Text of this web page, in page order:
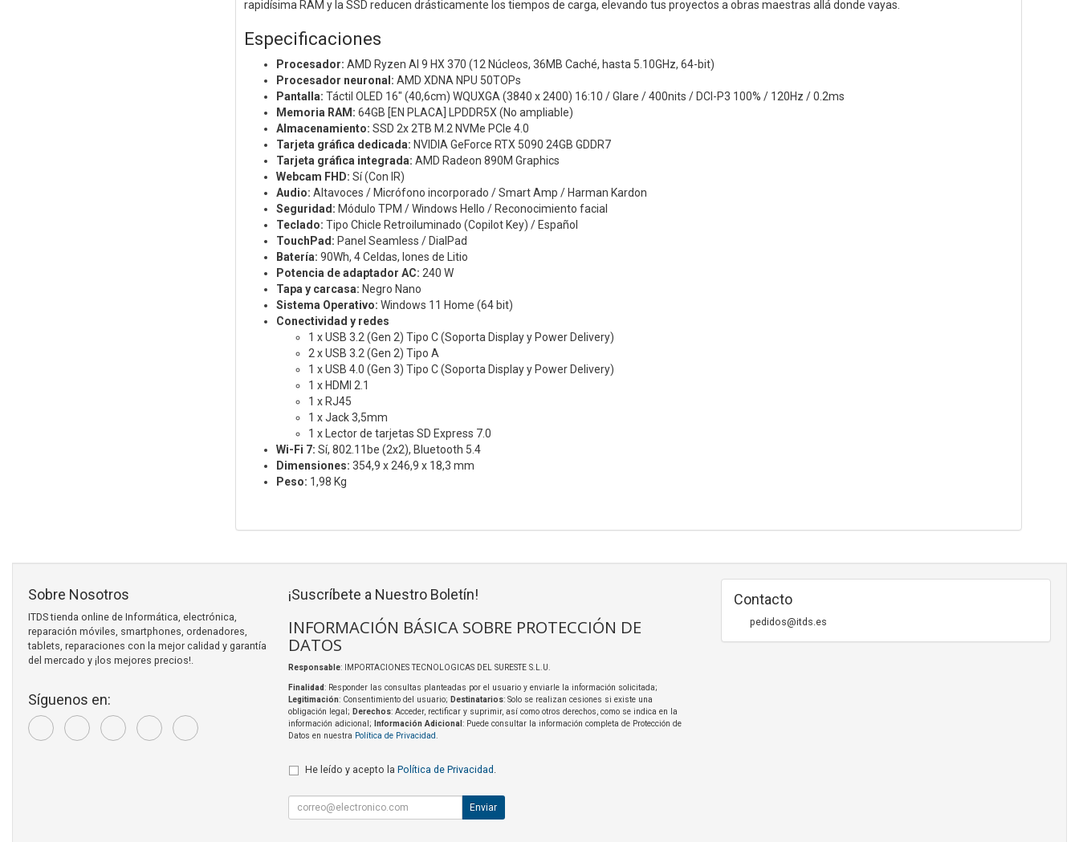
rapidísima RAM y la SSD reducen drásticamente los tiempos de carga, elevando tus proyectos a obras maestras allá donde vayas.
Especificaciones
Procesador: AMD Ryzen AI 9 HX 370 (12 Núcleos, 36MB Caché, hasta 5.10GHz, 64-bit)
Procesador neuronal: AMD XDNA NPU 50TOPs
Pantalla: Táctil OLED 16" (40,6cm) WQUXGA (3840 x 2400) 16:10 / Glare / 400nits / DCI-P3 100% / 120Hz / 0.2ms
Memoria RAM: 64GB [EN PLACA] LPDDR5X (No ampliable)
Almacenamiento: SSD 2x 2TB M.2 NVMe PCIe 4.0
Tarjeta gráfica dedicada: NVIDIA GeForce RTX 5090 24GB GDDR7
Tarjeta gráfica integrada: AMD Radeon 890M Graphics
Webcam FHD: Sí (Con IR)
Audio: Altavoces / Micrófono incorporado / Smart Amp / Harman Kardon
Seguridad: Módulo TPM / Windows Hello / Reconocimiento facial
Teclado: Tipo Chicle Retroiluminado (Copilot Key) / Español
TouchPad: Panel Seamless / DialPad
Batería: 90Wh, 4 Celdas, Iones de Litio
Potencia de adaptador AC: 240 W
Tapa y carcasa: Negro Nano
Sistema Operativo: Windows 11 Home (64 bit)
Conectividad y redes
1 x USB 3.2 (Gen 2) Tipo C (Soporta Display y Power Delivery)
2 x USB 3.2 (Gen 2) Tipo A
1 x USB 4.0 (Gen 3) Tipo C (Soporta Display y Power Delivery)
1 x HDMI 2.1
1 x RJ45
1 x Jack 3,5mm
1 x Lector de tarjetas SD Express 7.0
Wi-Fi 7: Sí, 802.11be (2x2), Bluetooth 5.4
Dimensiones: 354,9 x 246,9 x 18,3 mm
Peso: 1,98 Kg
Sobre Nosotros
ITDS tienda online de Informática, electrónica,
reparación móviles, smartphones, ordenadores,
tablets, reparaciones con la mejor calidad y garantía
del mercado y ¡los mejores precios!.
Síguenos en:
¡Suscríbete a Nuestro Boletín!
INFORMACIÓN BÁSICA SOBRE PROTECCIÓN DE
DATOS
Responsable: IMPORTACIONES TECNOLOGICAS DEL SURESTE S.L.U.
Finalidad: Responder las consultas planteadas por el usuario y enviarle la información solicitada;
Legitimación: Consentimiento del usuario; Destinatarios: Solo se realizan cesiones si existe una
obligación legal; Derechos: Acceder, rectificar y suprimir, así como otros derechos, como se indica en la
información adicional;
Información Adicional : Puede consultar la información completa de Protección de
Datos en nuestra Política de Privacidad.
He leído y acepto la Política de Privacidad .
Enviar
Contacto
pedidos@itds.es